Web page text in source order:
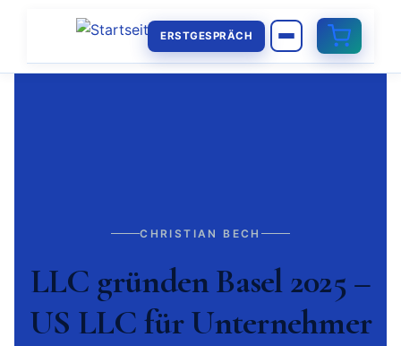
ERSTGESPRÄCH
CHRISTIAN BECH
LLC gründen Basel 2025 –
US LLC für Unternehmer